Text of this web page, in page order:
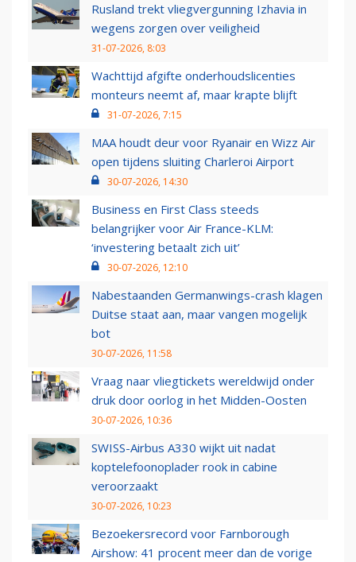
Rusland trekt vliegvergunning Izhavia in
wegens zorgen over veiligheid
31-07-2026, 8:03
Wachttijd afgifte onderhoudslicenties
monteurs neemt af, maar krapte blijft
31-07-2026, 7:15
MAA houdt deur voor Ryanair en Wizz Air
open tijdens sluiting Charleroi Airport
30-07-2026, 14:30
Business en First Class steeds
belangrijker voor Air France-KLM:
‘investering betaalt zich uit’
30-07-2026, 12:10
Nabestaanden Germanwings-crash klagen
Duitse staat aan, maar vangen mogelijk
bot
30-07-2026, 11:58
Vraag naar vliegtickets wereldwijd onder
druk door oorlog in het Midden-Oosten
30-07-2026, 10:36
SWISS-Airbus A330 wijkt uit nadat
koptelefoonoplader rook in cabine
veroorzaakt
30-07-2026, 10:23
Bezoekersrecord voor Farnborough
Airshow: 41 procent meer dan de vorige